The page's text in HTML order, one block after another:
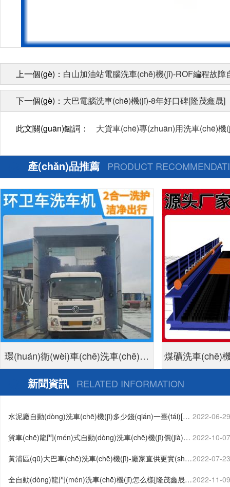
上一個(gè)： 白山加油站電腦洗車(chē)機(jī)-ROF編程故障
下一個(gè)： 大巴電腦洗車(chē)機(jī)-8年好口碑[隆茂鑫晟]
此文關(guān)鍵詞： 大貨車(chē)專(zhuān)用洗車(chē)機
產(chǎn)品推薦 PRODUCT
環(huán)衛(wèi)車(chē)洗車(chē)機
(jī)-1V1設(shè)計(jì)方案定制生產
煤礦洗車(chē)
新聞資訊 RELATED INFORMATION
水泥廠自動(dòng)洗車(chē)機(jī)多少錢(qián)一臺(tái)[隆 2022-06-
貨車(chē)龍門(mén)式自動(dòng)洗車(chē)機(jī)價(jià)錢 2022-10-
黃浦區(qū)大巴車(chē)洗車(chē)機(jī)-廠家直供更實(shí) 2022-07-
全自動(dòng)龍門(mén)洗車(chē)機(jī)怎么樣[隆茂鑫晟]
2022-11-